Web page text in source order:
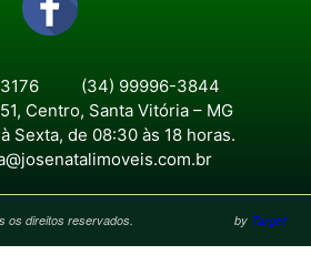
(34) 99996-3844
Centro, Santa Vitória – MG
Sexta, de 08:30 às 18 horas.
os direitos reservados. by Target